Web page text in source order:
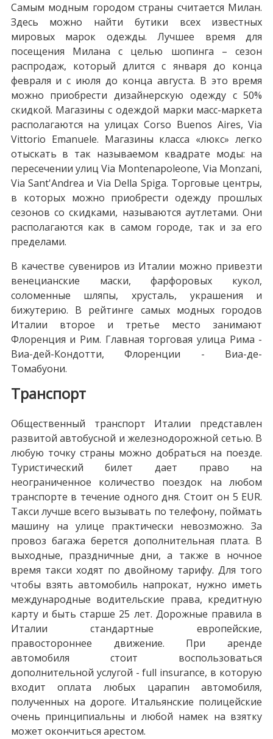
Самым модным городом страны считается Милан.
Здесь можно найти бутики всех известных
мировых марок одежды. Лучшее время для
посещения Милана с целью шопинга – сезон
распродаж, который длится с января до конца
февраля и с июля до конца августа. В это время
можно приобрести дизайнерскую одежду с 50%
скидкой. Магазины с одеждой марки масс-маркета
располагаются на улицах Corso Buenos Aires, Via
Vittorio Emanuele. Магазины класса «люкс» легко
отыскать в так называемом квадрате моды: на
пересечении улиц Via Montenapoleone, Via Monzani,
Via Sant'Andrea и Via Della Spiga. Торговые центры,
в которых можно приобрести одежду прошлых
сезонов со скидками, называются аутлетами. Они
располагаются как в самом городе, так и за его
пределами.
В качестве сувениров из Италии можно привезти
венецианские маски, фарфоровых кукол,
соломенные шляпы, хрусталь, украшения и
бижутерию. В рейтинге самых модных городов
Италии второе и третье место занимают
Флоренция и Рим. Главная торговая улица Рима -
Виа-дей-Кондотти, Флоренции - Виа-де-
Томабуони.
Транспорт
Общественный транспорт Италии представлен
развитой автобусной и железнодорожной сетью. В
любую точку страны можно добраться на поезде.
Туристический билет дает право на
неограниченное количество поездок на любом
транспорте в течение одного дня. Стоит он 5 EUR.
Такси лучше всего вызывать по телефону, поймать
машину на улице практически невозможно. За
провоз багажа берется дополнительная плата. В
выходные, праздничные дни, а также в ночное
время такси ходят по двойному тарифу. Для того
чтобы взять автомобиль напрокат, нужно иметь
международные водительские права, кредитную
карту и быть старше 25 лет. Дорожные правила в
Италии стандартные европейские,
правостороннее движение. При аренде
автомобиля стоит воспользоваться
дополнительной услугой - full insurance, в которую
входит оплата любых царапин автомобиля,
полученных на дороге. Итальянские полицейские
очень принципиальны и любой намек на взятку
может окончиться арестом.